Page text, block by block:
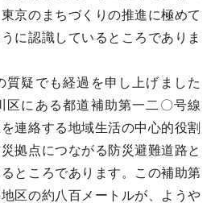
京のまちづくりの推進に極めて
に認識しているところでありま
疑でも経過を申し上げました
区にある都道補助第一二〇号線
連絡する地域生活の中心的役割
拠点につながる防災避難道路と
ところであります。この補助第
区の約八百メートルが、ようや